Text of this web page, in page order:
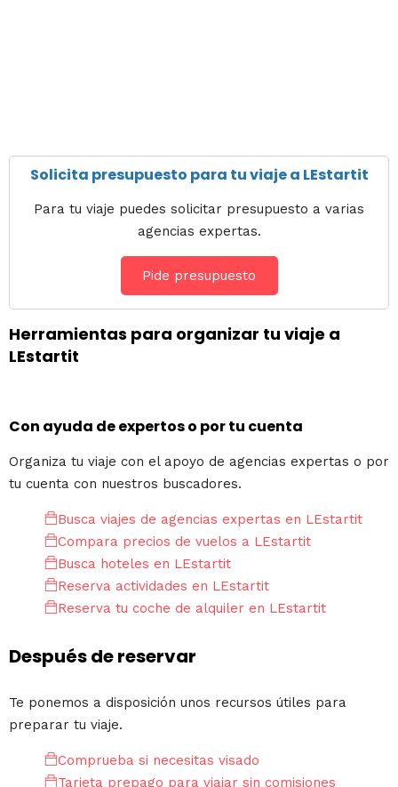
Solicita presupuesto para tu viaje a LEstartit
Para tu viaje puedes solicitar presupuesto a varias
agencias expertas.
Pide presupuesto
Herramientas para organizar tu viaje a
LEstartit
Con ayuda de expertos o por tu cuenta
Organiza tu viaje con el apoyo de agencias expertas o por
tu cuenta con nuestros buscadores.
Busca viajes de agencias expertas en LEstartit
Compara precios de vuelos a LEstartit
Busca hoteles en LEstartit
Reserva actividades en LEstartit
Reserva tu coche de alquiler en LEstartit
Después de reservar
Te ponemos a disposición unos recursos útiles para
preparar tu viaje.
Comprueba si necesitas visado
Tarjeta prepago para viajar sin comisiones